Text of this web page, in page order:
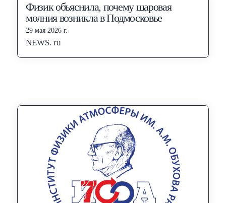
Физик объяснила, почему шаровая
молния возникла в Подмосковье
29 мая 2026 г.
NEWS. ru